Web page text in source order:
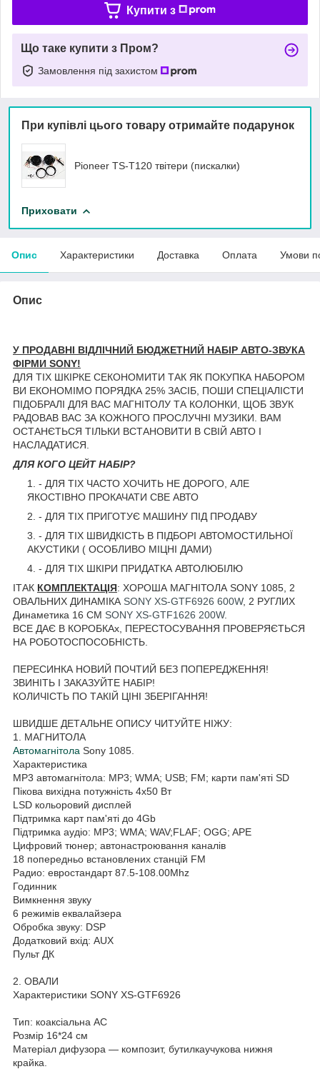
Купити з
Що таке купити з Пром?
Замовлення під захистом
При купівлі цього товару отримайте подарунок
Pioneer TS-T120 твітери (пискалки)
Приховати
Опис Характеристики Доставка Оплата Умови
Опис
У ПРОДАВНІ ВІДЛІЧНИЙ БЮДЖЕТНИЙ НАБІР АВТО-ЗВУКА
ФІРМИ SONY!
ДЛЯ ТІХ ШКІРКЕ СЕКОНОМИТИ ТАК ЯК ПОКУПКА НАБОРОМ
ВИ ЕКОНОМІМО ПОРЯДКА 25% ЗАСІБ, ПОШИ СПЕЦІАЛІСТИ
ПІДОБРАЛІ ДЛЯ ВАС МАГНІТОЛУ ТА КОЛОНКИ, ЩОБ ЗВУК
РАДОВАВ ВАС ЗА КОЖНОГО ПРОСЛУЧНІ МУЗИКИ. ВАМ
ОСТАНЄТЬСЯ ТІЛЬКИ ВСТАНОВИТИ В СВІЙ АВТО І
НАСЛАДАТИСЯ.
ДЛЯ КОГО ЦЕЙТ НАБІР?
- ДЛЯ ТІХ ЧАСТО ХОЧИТЬ НЕ ДОРОГО, АЛЕ
ЯКОСТІВНО ПРОКАЧАТИ СВЕ АВТО
- ДЛЯ ТІХ ПРИГОТУЄ МАШИНУ ПІД ПРОДАВУ
- ДЛЯ ТІХ ШВИДКІСТЬ В ПІДБОРІ АВТОМОСТИЛЬНОЇ
АКУСТИКИ ( ОСОБЛИВО МІЦНІ ДАМИ)
- ДЛЯ ТІХ ШКІРИ ПРИДАТКА АВТОЛЮБІЛЮ
ІТАК КОМПЛЕКТАЦІЯ: ХОРОША МАГНІТОЛА SONY 1085, 2
ОВАЛЬНИХ ДИНАМІКА SONY XS-GTF6926 600W, 2 РУГЛИХ
Динаметика 16 СМ SONY XS-GTF1626 200W.
ВСЕ ДАЄ В КОРОБКАх, ПЕРЕСТОСУВАННЯ ПРОВЕРЯЄТЬСЯ
НА РОБОТОСПОСОБНІСТЬ.
ПЕРЕСИНКА НОВИЙ ПОЧТИЙ БЕЗ ПОПЕРЕДЖЕННЯ!
ЗВИНІТЬ І ЗАКАЗУЙТЕ НАБІР!
КОЛИЧІСТЬ ПО ТАКІЙ ЦІНІ ЗБЕРІГАННЯ!
ШВИДШЕ ДЕТАЛЬНЕ ОПИСУ ЧИТУЙТЕ НІЖУ:
1. МАГНИТОЛА
Автомагнітола Sony 1085.
Характеристика
MP3 автомагнітола: MP3; WMA; USB; FM; карти пам'яті SD
Пікова вихідна потужність 4х50 Вт
LSD кольоровий дисплей
Підтримка карт пам'яті до 4Gb
Підтримка аудіо: MP3; WMA; WAV;FLAF; OGG; APE
Цифровий тюнер; автонастроювання каналів
18 попередньо встановлених станцій FM
Радио: евростандарт 87.5-108.00Mhz
Годинник
Вимкнення звуку
6 режимів еквалайзера
Обробка звуку: DSP
Додатковий вхід: AUX
Пульт ДК
2. ОВАЛИ
Характеристики SONY XS-GTF6926
Тип: коаксіальна АС
Розмір 16*24 см
Матеріал дифузора — композит, бутилкаучукова нижня
крайка.